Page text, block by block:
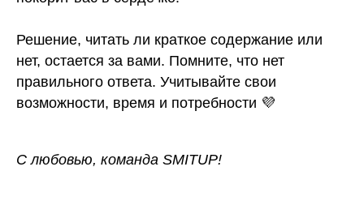
Решение, читать ли краткое содержание или
нет, остается за вами. Помните, что нет
правильного ответа. Учитывайте свои
возможности, время и потребности 💜
С любовью, команда SMITUP!